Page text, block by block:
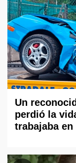
Un
perdió la
trabajaba